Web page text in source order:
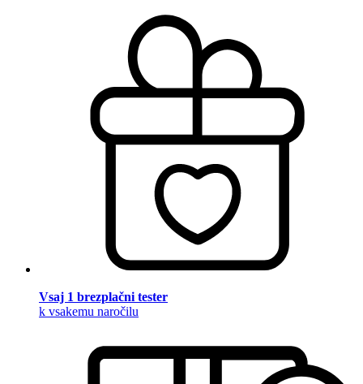
Vsaj 1 brezplačni tester
k vsakemu naročilu